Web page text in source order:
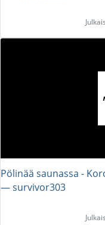
Pölinää saunassa -
― survivor303